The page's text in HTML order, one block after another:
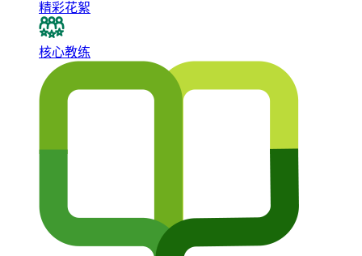
精彩花絮
核心教练